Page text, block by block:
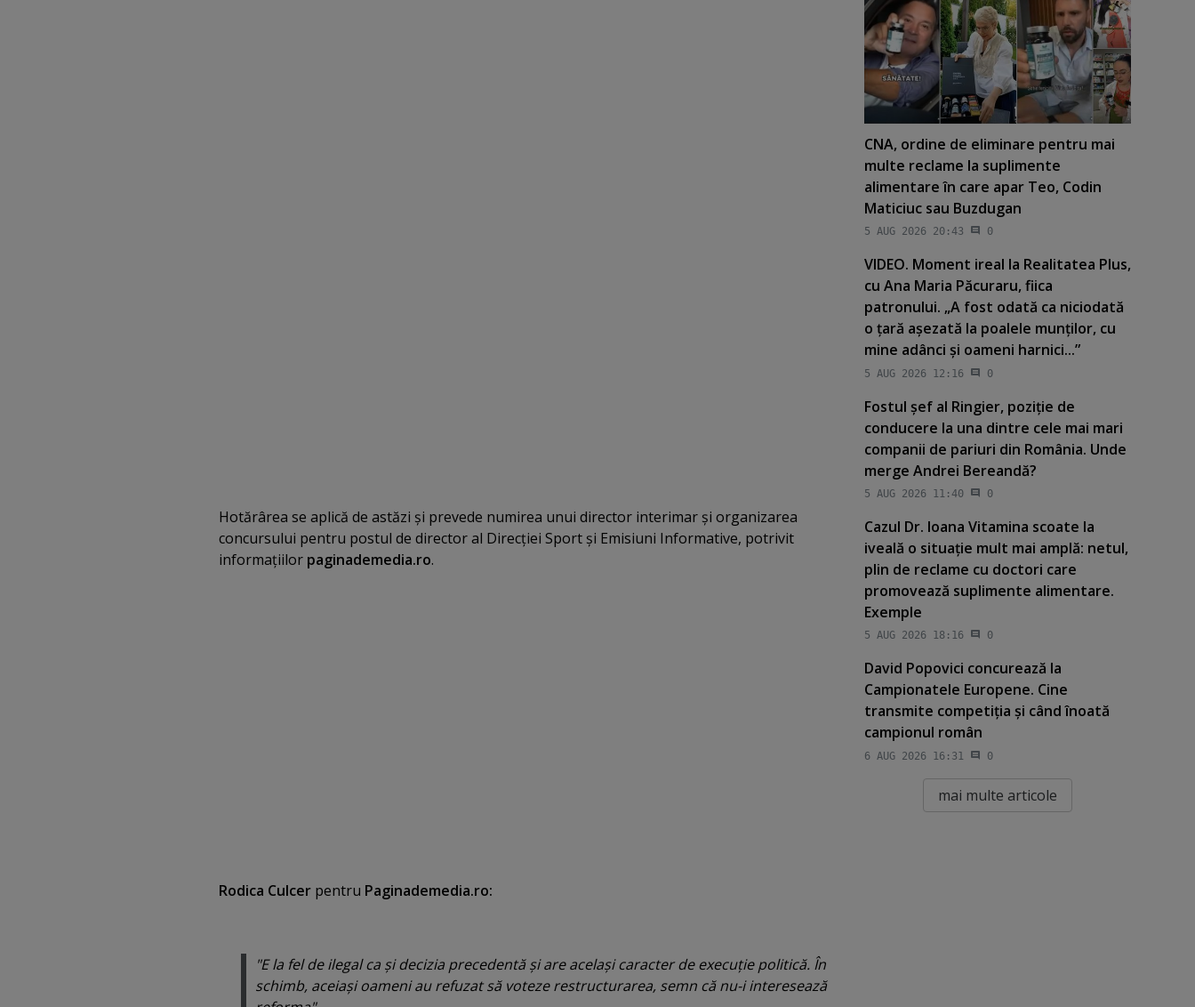
Hotărârea se aplică de astăzi şi prevede numirea unui director interimar şi organizarea
concursului pentru postul de director al Direcţiei Sport şi Emisiuni Informative, potrivit
informaţiilor paginademedia.ro.
Rodica Culcer pentru Paginademedia.ro:
"E la fel de ilegal ca şi decizia precedentă şi are acelaşi caracter de execuţie politică. În
schimb, aceiaşi oameni au refuzat să voteze restructurarea, semn că nu-i interesează
CNA, ordine de eliminare pentru mai
multe reclame la suplimente
alimentare în care apar Teo, Codin
Maticiuc sau Buzdugan
5 AUG 2026 20:43 0
VIDEO. Moment ireal la Realitatea Plus,
cu Ana Maria Păcuraru, fiica
patronului. „A fost odată ca niciodată
o ţară aşezată la poalele munţilor, cu
mine adânci şi oameni harnici...”
5 AUG 2026 12:16 0
Fostul şef al Ringier, poziţie de
conducere la una dintre cele mai mari
companii de pariuri din România. Unde
merge Andrei Bereandă?
5 AUG 2026 11:40 0
Cazul Dr. Ioana Vitamina scoate la
iveală o situaţie mult mai amplă: netul,
plin de reclame cu doctori care
promovează suplimente alimentare.
Exemple
5 AUG 2026 18:16 0
David Popovici concurează la
Campionatele Europene. Cine
transmite competiţia şi când înoată
campionul român
6 AUG 2026 16:31 0
mai multe articole